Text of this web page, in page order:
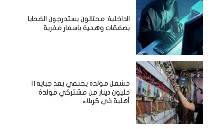
الداخلية: محتالون يستدرجون الضحايا
بصفقات وهمية باسعار مغرية
مشغل مولدة يختفي بعد جباية 11
مليون دينار من مشتركي مولدة
أهلية في كربلاء